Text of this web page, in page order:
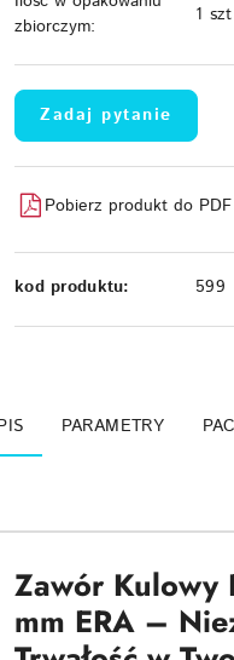
zbiorczym:
1 szt
Zadaj pytanie
Pobierz produkt do PDF
kod produktu: 599
PARAMETRY
Zawór
mm ERA –